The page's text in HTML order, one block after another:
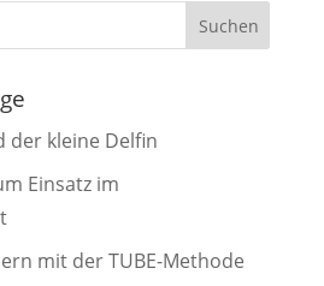
der kleine Delfin
Einsatz im
mit der TUBE-Methode